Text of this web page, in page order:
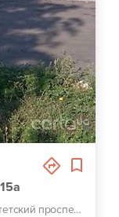
г. Кропивницкий, Университетский проспект, 15а